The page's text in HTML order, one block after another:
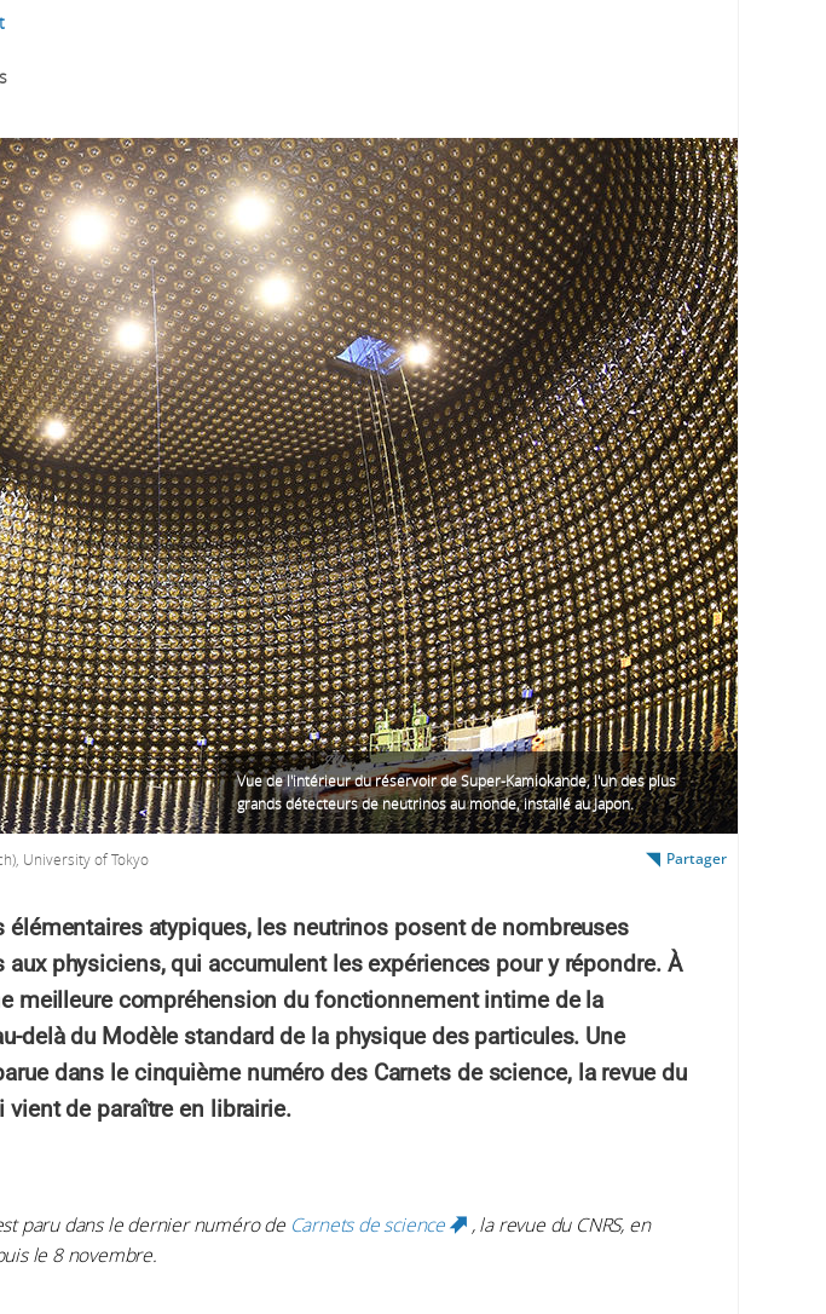
Vue de l'intérieur du réservoir de Super-Kamiokande, l'un des plus
grands détecteurs de neutrinos au monde, installé au Japon.
University of Tokyo Partager
élémentaires atypiques, les neutrinos posent de nombreuses
aux physiciens, qui accumulent les expériences pour y répondre. À
meilleure compréhension du fonctionnement intime de la
delà du Modèle standard de la physique des particules. Une
dans le cinquième numéro des Carnets de science, la revue du
vient de paraître en librairie.
paru dans le dernier numéro de Carnets de science (link is external)
, la revue du CNRS, en
le 8 novembre.